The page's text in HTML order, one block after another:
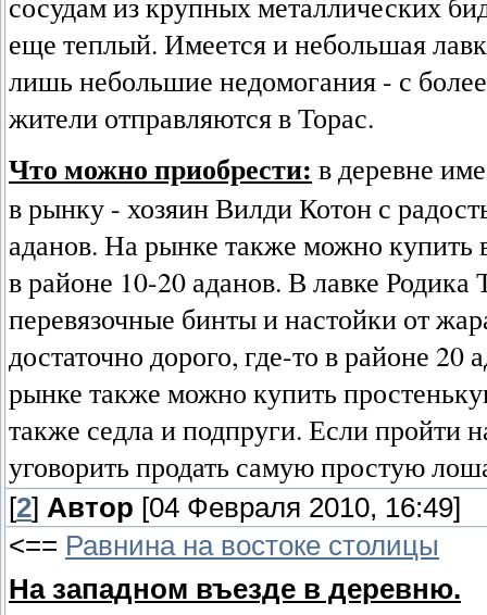
еще теплый. Имеется и небольшая
лишь небольшие недомогания - с
жители отправляются в Торас.
Что можно приобрести: в деревне
в рынку - хозяин Вилди Котон с
аданов. На рынке также можно купить
в районе 10-20 аданов. В лавке
перевязочные бинты и настойки от
достаточно дорого, где-то в районе
рынке также можно купить
также седла и подпруги. Если пройти
уговорить продать самую простую
[2] Автор [04 Февраля 2010, 16:49]
<== Равнина на востоке столицы
На западном въезде в деревню.